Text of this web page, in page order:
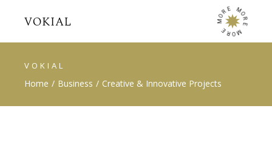
M
O
RE MO
R
E
M
O
R
E
VOKIAL
Home Business Creative & Innovative Projects